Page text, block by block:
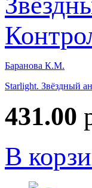
Баранова К.М.
Starlight. Звёздный
431.00
В